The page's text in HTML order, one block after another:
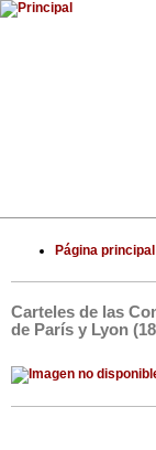
Página principal
Carteles de las
de París y Lyon